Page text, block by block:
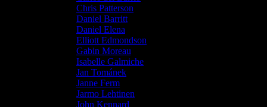
Chris Patterson
Daniel Barritt
Daniel Elena
Elliott Edmondson
Gabin Moreau
Isabelle Galmiche
Jan Tománek
Janne Ferm
Jarmo Lehtinen
John Kennard